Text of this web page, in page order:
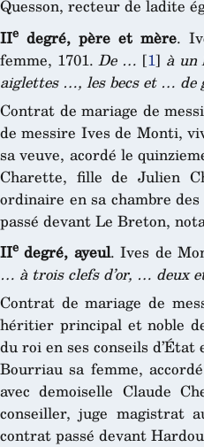
Quesson, recteur de ladite
IIe degré, père et mère.
femme, 1701.De … [1] à un
aiglettes …, les becs et … de
Contrat de mariage de
de messire Ives de Monti,
sa veuve, acordé le
Charette, fille de Julien
ordinaire en sa chambre
passé devant Le Breton,
IIe degré, ayeul. Ives de
… à trois clefs d’or, … deux
Contrat de mariage de
héritier principal et noble
du roi en ses conseils
Bourriau sa femme,
avec demoiselle Claude
conseiller, juge magistrat
contrat passé devant